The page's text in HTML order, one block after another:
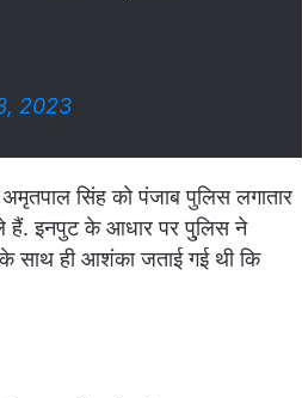
2023
सिंह को पंजाब पुलिस लगातार
हैं. इनपुट के आधार पर पु्लिस ने
साथ ही आशंका जताई गई थी कि